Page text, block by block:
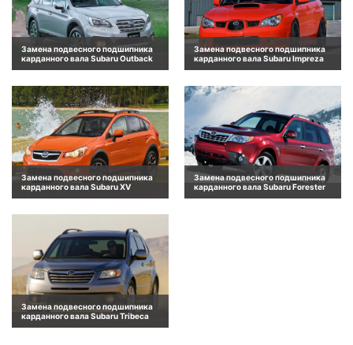
Замена подвесного подшипника
карданного вала Subaru Outback
Замена подвесного подшипника
карданного вала Subaru Impreza
Замена подвесного подшипника
карданного вала Subaru XV
Замена подвесного подшипника
карданного вала Subaru Forester
Замена подвесного подшипника
карданного вала Subaru Tribeca